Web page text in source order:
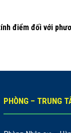
điểm đối với
PHÒNG – TRUNG